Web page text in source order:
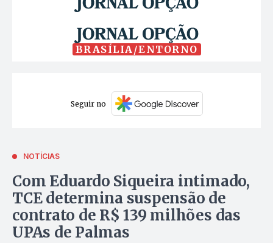
BRASÍLIA/ENTORNO
Seguir no
NOTÍCIAS
Com Eduardo Siqueira intimado,
TCE determina suspensão de
contrato de R$ 139 milhões das
UPAs de Palmas